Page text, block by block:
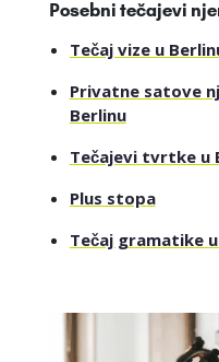
Posebni tečajevi
Tečaj vize u
Privatne satove
Berlinu
Tečajevi tvrtke u
Plus stopa
Tečaj gramatike